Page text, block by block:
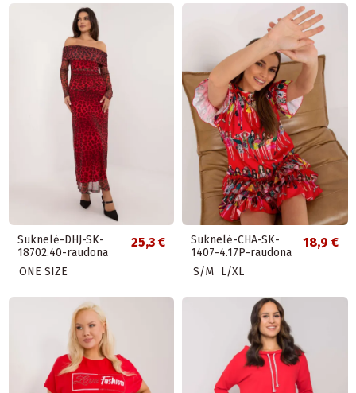
Suknelė-DHJ-SK-
18702.40-raudona
25,3 €
ONE SIZE
Suknelė-CHA-SK-
1407-4.17P-raudona
18,9 €
S/M L/XL